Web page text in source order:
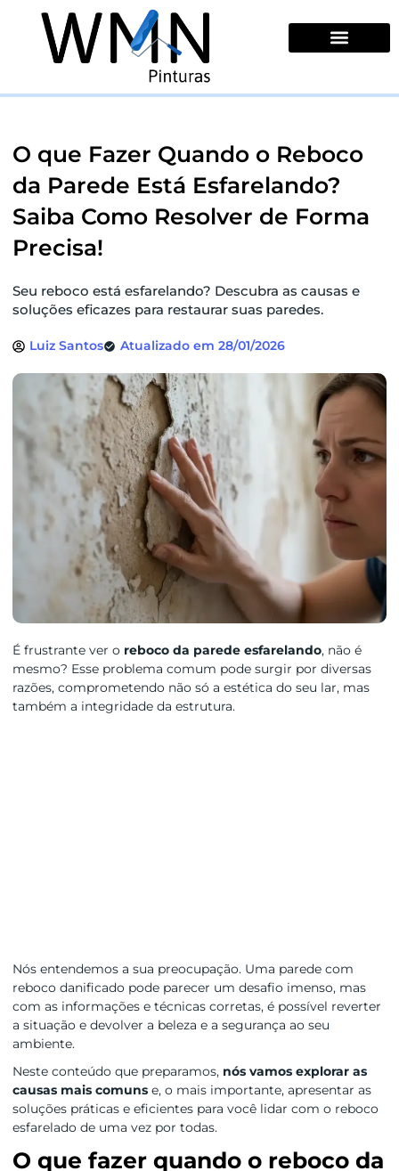
conteúdo
O que Fazer Quando o Reboco
da Parede Está Esfarelando?
Saiba Como Resolver de Forma
Precisa!
Seu reboco está esfarelando? Descubra as causas e
soluções eficazes para restaurar suas paredes.
Luiz Santos Atualizado em 28/01/2026
É frustrante ver o reboco da parede esfarelando, não é
mesmo? Esse problema comum pode surgir por diversas
razões, comprometendo não só a estética do seu lar, mas
também a integridade da estrutura.
Nós entendemos a sua preocupação. Uma parede com
reboco danificado pode parecer um desafio imenso, mas
com as informações e técnicas corretas, é possível reverter
a situação e devolver a beleza e a segurança ao seu
ambiente.
Neste conteúdo que preparamos, nós vamos explorar as
causas mais comunse, o mais importante, apresentar as
soluções práticas e eficientes para você lidar com o reboco
esfarelado de uma vez por todas.
O que fazer quando o reboco da